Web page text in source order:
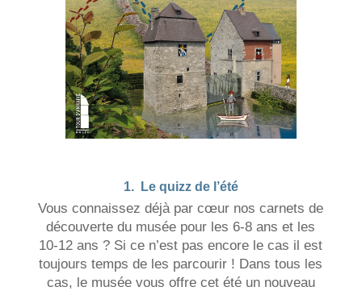
1. Le quizz de l’été
Vous connaissez déjà par cœur nos carnets de
découverte du musée pour les 6-8 ans et les
10-12 ans ? Si ce n’est pas encore le cas il est
toujours temps de les parcourir ! Dans tous les
cas, le musée vous offre cet été un nouveau